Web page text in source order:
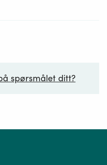
spørsmålet ditt?